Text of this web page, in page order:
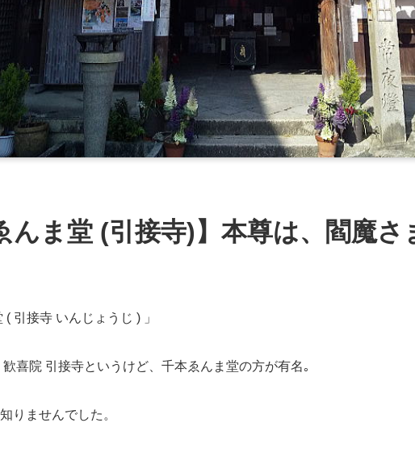
んま堂 (引接寺)】本尊は、閻魔さ
( 引接寺 いんじょうじ ) 」
喜院 引接寺というけど、千本ゑんま堂の方が有名｡
りませんでした。